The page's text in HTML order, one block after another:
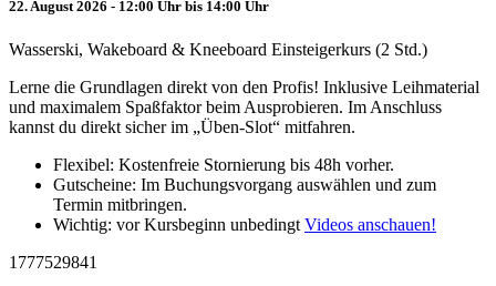
22. August 2026 - 12:00 Uhr bis 14:00 Uhr
Wasserski, Wakeboard & Kneeboard Einsteigerkurs (2 Std.)
Lerne die Grundlagen direkt von den Profis! Inklusive Leihmaterial
und maximalem Spaßfaktor beim Ausprobieren. Im Anschluss
kannst du direkt sicher im „Üben-Slot“ mitfahren.
Flexibel: Kostenfreie Stornierung bis 48h vorher.
Gutscheine: Im Buchungsvorgang auswählen und zum
Termin mitbringen.
Wichtig: vor Kursbeginn unbedingt Videos anschauen!
1777529841